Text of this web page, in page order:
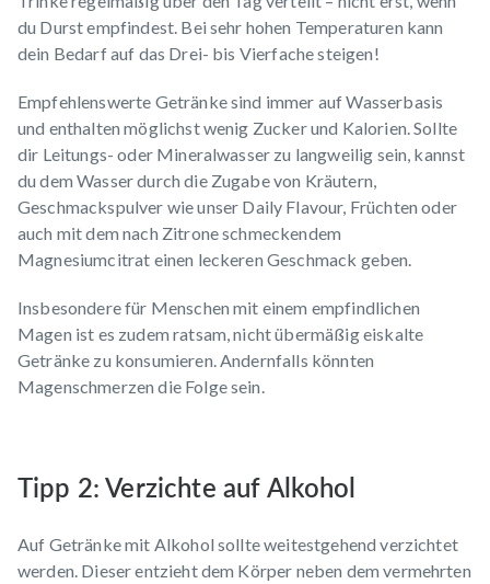
du Durst empfindest. Bei sehr hohen Temperaturen kann
dein Bedarf auf das Drei- bis Vierfache steigen!
Empfehlenswerte Getränke sind immer auf Wasserbasis
und enthalten möglichst wenig Zucker und Kalorien. Sollte
dir Leitungs- oder Mineralwasser zu langweilig sein, kannst
du dem Wasser durch die Zugabe von Kräutern,
Geschmackspulver wie unser Daily Flavour, Früchten oder
auch mit dem nach Zitrone schmeckendem
Magnesiumcitrat einen leckeren Geschmack geben.
Insbesondere für Menschen mit einem empfindlichen
Magen ist es zudem ratsam, nicht übermäßig eiskalte
Getränke zu konsumieren. Andernfalls könnten
Magenschmerzen die Folge sein.
Tipp 2: Verzichte auf Alkohol
Auf Getränke mit Alkohol sollte weitestgehend verzichtet
werden. Dieser entzieht dem Körper neben dem vermehrten